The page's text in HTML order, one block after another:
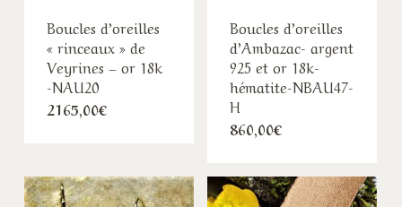
Boucles d’oreilles
« rinceaux » de
Veyrines – or 18k
-NAU20
2165,00€
Boucles d’oreilles
d’Ambazac- argent
925 et or 18k-
hématite-NBAU47-
H
860,00€